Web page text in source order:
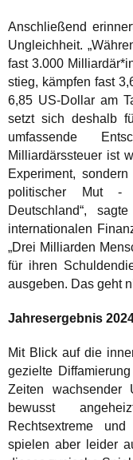
Anschließend
Ungleichheit.
fast 3.000
stieg, kämpfen fast
6,85 US-Dollar am
setzt sich deshalb
umfassende
Milliardärssteuer ist
Experiment,
politischer Mut -
Deutschland“,
internationalen
„Drei Milliarden
für ihren
ausgeben. Das geht
Jahresergebnis
Mit Blick auf die
gezielte
Zeiten wachsender
bewusst
Rechtsextreme
spielen aber leider